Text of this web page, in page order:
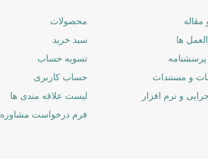
مقاله
ها
و مستندات
و نرم افزار
محصولات
سبد خرید
تسویه حساب
حساب کاربری
لیست علاقه مندی ها
فرم درخواست مشاوره